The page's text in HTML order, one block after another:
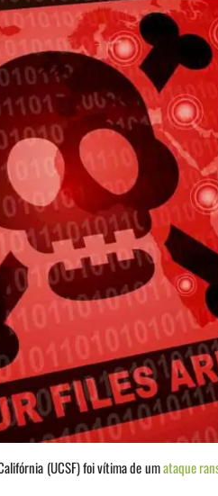
(UCSF) foi vítima de umataque